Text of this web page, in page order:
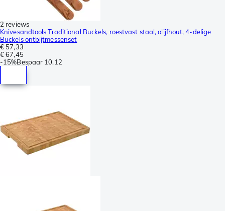
2 reviews
Knivesandtools Traditional Buckels, roestvast staal, olijfhout, 4-delige
Buckels ontbijtmessenset
€ 57,33
€ 67,45
-15%Bespaar 10,12